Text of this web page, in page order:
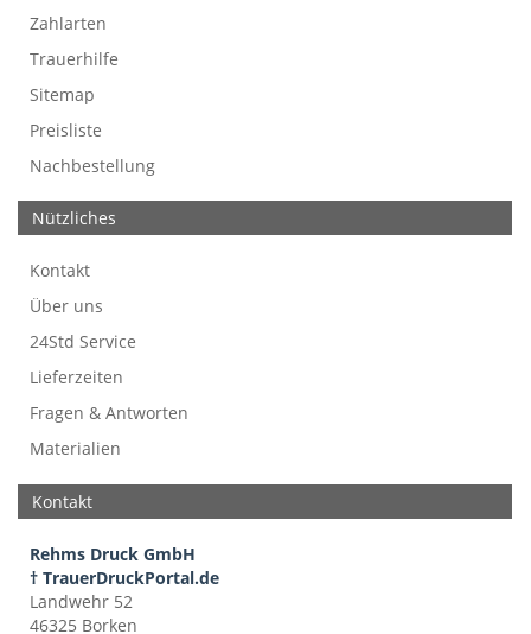
Zahlarten
Trauerhilfe
Sitemap
Preisliste
Nachbestellung
Nützliches
Kontakt
Über uns
24Std Service
Lieferzeiten
Fragen & Antworten
Materialien
Kontakt
Rehms Druck GmbH
† TrauerDruckPortal.de
Landwehr 52
46325 Borken